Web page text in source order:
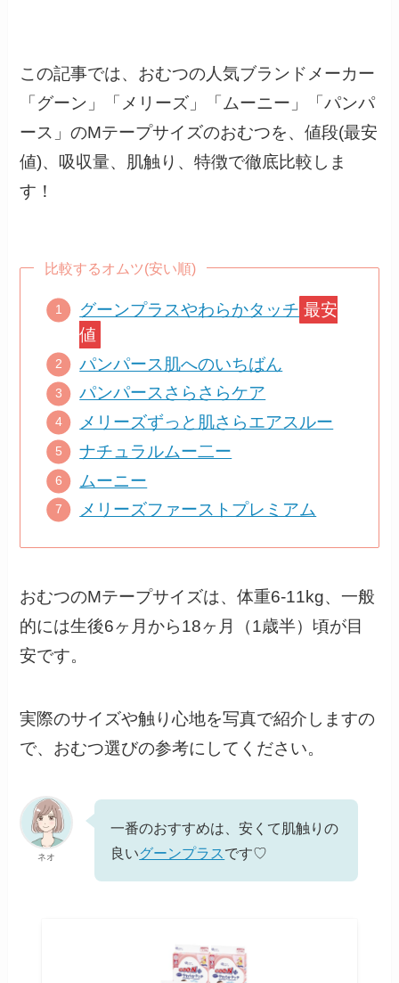
この記事では、おむつの人気ブランドメーカー
「グーン」「メリーズ」「ムーニー」「パンパ
ース」のMテープサイズのおむつを、値段(最安
値)、吸収量、肌触り、特徴で徹底比較しま
す！
比較するオムツ(安い順)
グーンプラスやわらかタッチ 最安
値
パンパース肌へのいちばん
パンパースさらさらケア
メリーズずっと肌さらエアスルー
ナチュラルムー二ー
ムーニー
メリーズファーストプレミアム
おむつのMテープサイズは、体重6-11kg、一般
的には生後6ヶ月から18ヶ月（1歳半）頃が目
安です。
実際のサイズや触り心地を写真で紹介しますの
で、おむつ選びの参考にしてください。
ネオ
一番のおすすめは、安くて肌触りの
良いグーンプラスです♡